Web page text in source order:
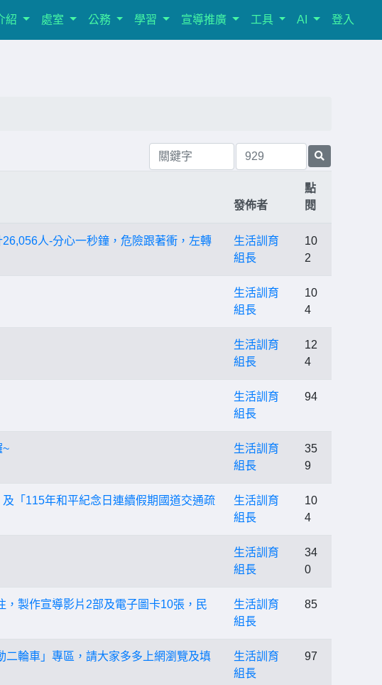
紹 處室 公務 學習 宣導推廣 工具 AI 登入
發佈者
點
閱
人-分心一秒鐘，危險跟著衝，左轉
生活訓育
組長
10
2
生活訓育
組長
10
4
生活訓育
組長
12
4
生活訓育
組長
94
~
生活訓育
組長
35
9
「115年和平紀念日連續假期國道交通疏
生活訓育
組長
10
4
生活訓育
組長
34
0
製作宣導影片2部及電子圖卡10張，民
生活訓育
組長
85
輪車」專區，請大家多多上網瀏覽及填
生活訓育
組長
97